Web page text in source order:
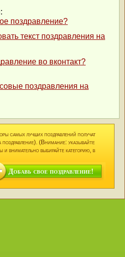
поздравление?
текст поздравления на
во вконтакт?
поздравления на
самых лучших поздравлений получат
(Внимание: указывайте
и внимательно выбирайте категорию, в
Добавь свое поздравление!